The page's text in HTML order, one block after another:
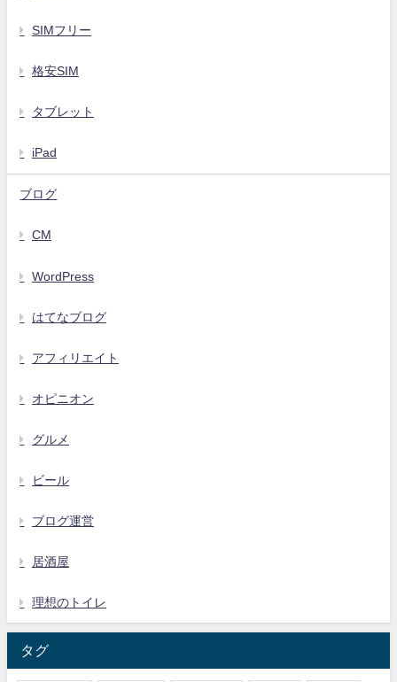
SIMフリー
格安SIM
タブレット
iPad
ブログ
CM
WordPress
はてなブログ
アフィリエイト
オピニオン
グルメ
ビール
ブログ運営
居酒屋
理想のトイレ
タグ